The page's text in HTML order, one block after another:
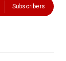
Subscribers